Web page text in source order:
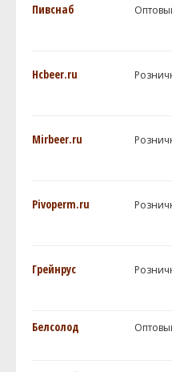
Пивснаб
Hcbeer.ru
Mirbeer.ru
Pivoperm.ru
Грейнрус
Белсолод